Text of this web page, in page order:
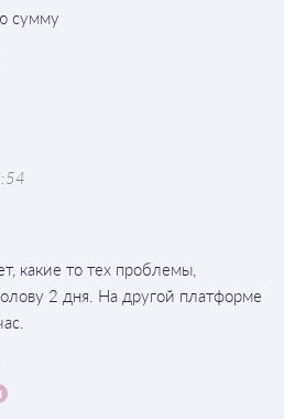
сумму
какие то тех проблемы,
2 дня. На другой платформе